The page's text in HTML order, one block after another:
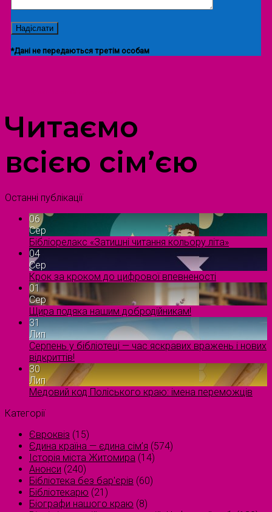
*Дані не передаються третім особам
Читаємо
всією сім’єю
Останні публікації
06
Сер
Бібліорелакс «Затишні читання кольору літа»
04
Сер
Крок за кроком до цифрової впевненості
01
Сер
Щира подяка нашим добродійникам!
31
Лип
Серпень у бібліотеці — час яскравих вражень і нових
відкриттів!
30
Лип
Медовий код Поліського краю: імена переможців
Категорії
Євроквіз (15)
Єдина країна — єдина сім’я (574)
Історія міста Житомира (14)
Анонси (240)
Бібліотека без бар'єрів (60)
Бібліотекарю (21)
Біографи нашого краю (8)